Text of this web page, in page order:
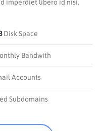
imperdiet libero id nisi.
Disk Space
Bandwith
Accounts
Subdomains